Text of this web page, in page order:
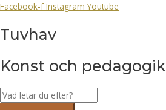
Hoppa
innehåll
Facebook-f Instagram Youtube
Tuvhav
Konst och pedagogik